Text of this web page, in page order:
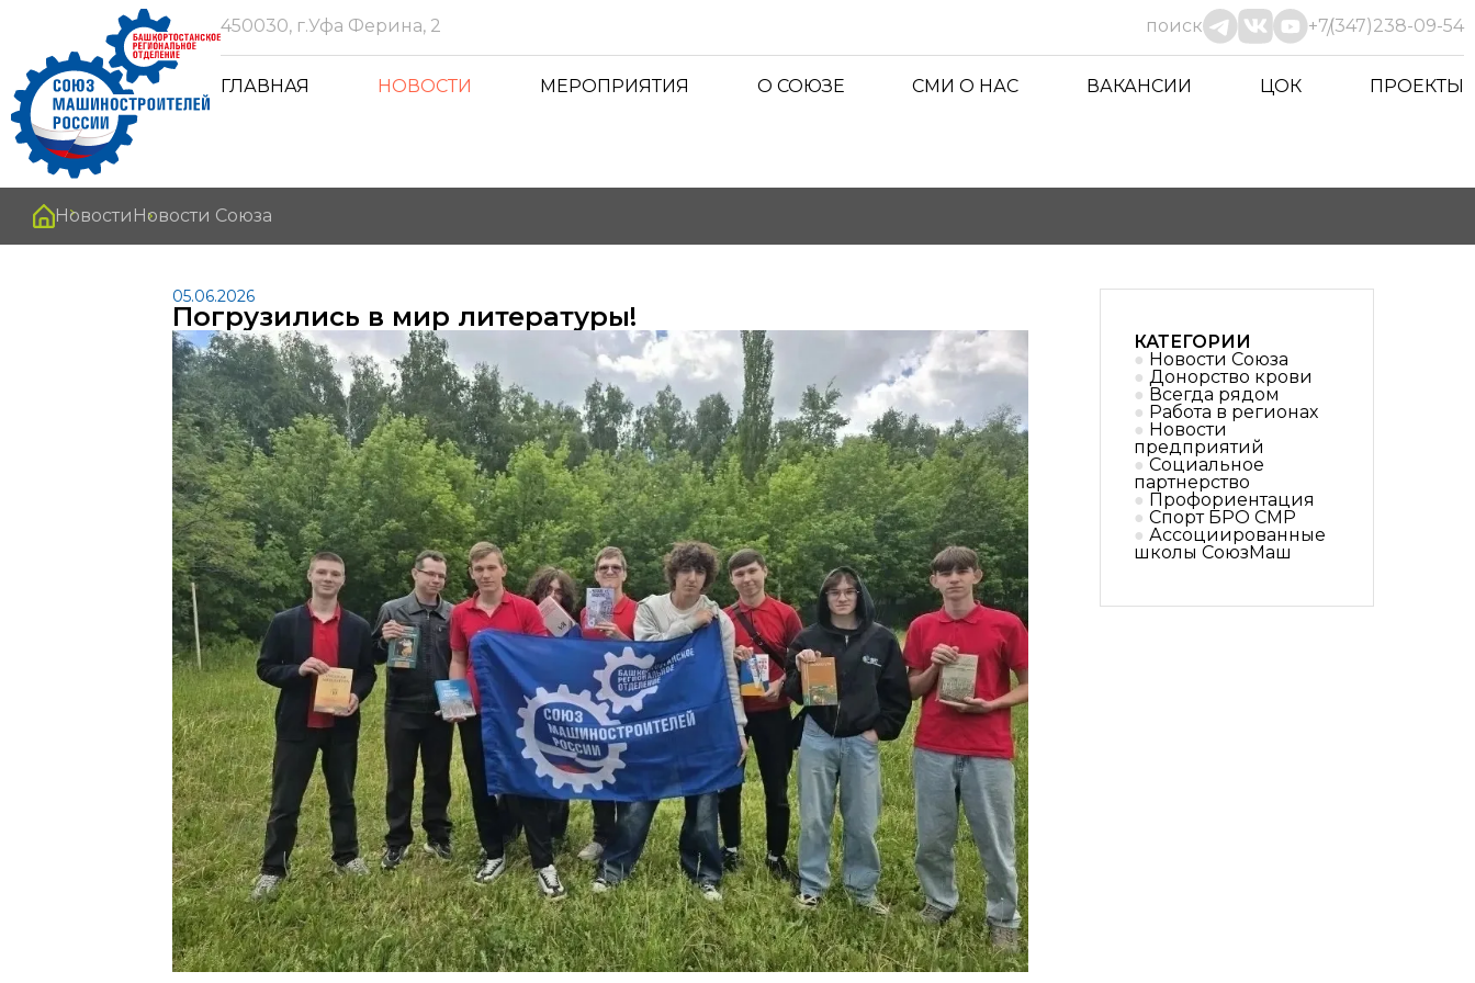
450030, г.Уфа Ферина, 2 поиск +7(347)238-09-54
ГЛАВНАЯ НОВОСТИ МЕРОПРИЯТИЯ О СОЮЗЕ СМИ О НАС ВАКАНСИИ ЦОК ПРОЕКТЫ
Новости Новости Союза
05.06.2026
Погрузились в мир литературы!
КАТЕГОРИИ
Новости Союза
Донорство крови
Всегда рядом
Работа в регионах
Новости
предприятий
Социальное
партнерствo
Профориентация
Спорт БРО СМР
Ассоциированные
школы СоюзМаш